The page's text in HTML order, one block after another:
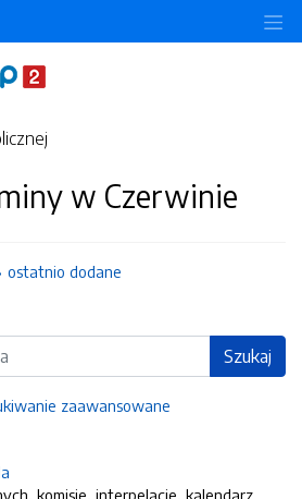
w Czerwinie
ostatnio dodane
Szukaj
zaawansowane
komisje, interpelacje, kalendarz